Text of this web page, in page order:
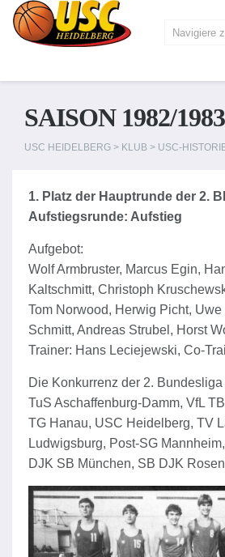
SAISON 1982/1983
USC HEIDELBERG > KLUB > USC-
1. Platz der Hauptrunde der 2.
Aufstiegsrunde: Aufstieg
Aufgebot:
Wolf Armbruster, Marcus Egin,
Kaltschmitt, Christoph
Tom Norwood, Herwig Picht, Uwe
Schmitt, Andreas Strubel, Horst
Trainer: Hans Leciejewski, Co-
Die Konkurrenz der 2. Bundesliga
TuS Aschaffenburg-Damm, VfL
TG Hanau, USC Heidelberg, TV
Ludwigsburg, Post-SG
DJK SB München, SB DJK